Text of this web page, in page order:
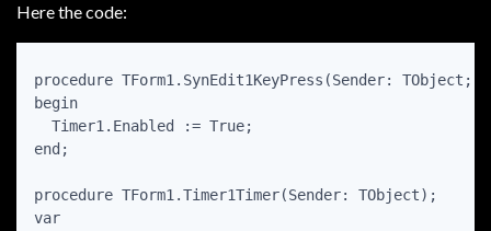
Here the code:
procedure TForm1.SynEdit1KeyPress(Sender: TObject;
begin
  Timer1.Enabled := True;
end;
procedure TForm1.Timer1Timer(Sender: TObject);
var